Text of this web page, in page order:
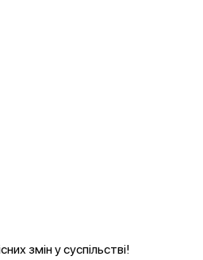
змін у суспільстві!